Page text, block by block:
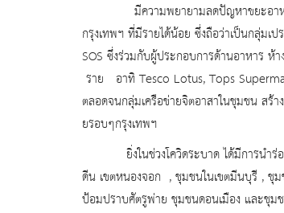
มีความพยายามลดปัญหาขยะอา
กรุงเทพฯ ที่มีรายได้น้อย ซึ่งถือว่าเป็นกลุ่ม
SOS ซึ่งร่วมกับผู้ประกอบการด้านอาหาร ห้
ราย อาทิTesco Lotus, Tops
ตลอดจนกลุ่มเครือข่ายจิตอาสาในชุมชน สร้
ยรอบๆกรุงเทพฯ
ยิ่งในช่วงโควิดระบาด ได้มีการนำร่อง
ดีน เขตหนองจอก ,ชุมชนในเขตมีนบุรี ,ชุ
ป้อมปราบศัตรูพ่าย ชุมชนดอนเมือง และชุม